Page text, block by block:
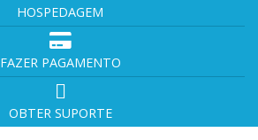
HOSPEDAGEM
FAZER PAGAMENTO
OBTER SUPORTE